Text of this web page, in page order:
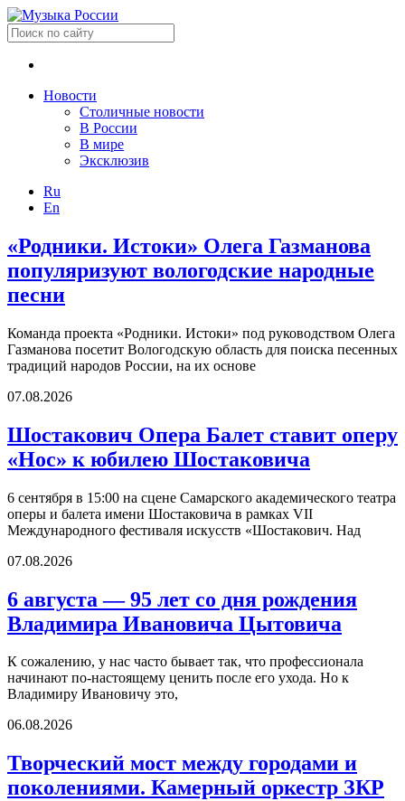
Новости
Столичные новости
В России
В мире
Эксклюзив
Ru
En
«Родники. Истоки» Олега Газманова
популяризуют вологодские народные
песни
Команда проекта «Родники. Истоки» под руководством Олега
Газманова посетит Вологодскую область для поиска песенных
традиций народов России, на их основе
07.08.2026
Шостакович Опера Балет ставит оперу
«Нос» к юбилею Шостаковича
6 сентября в 15:00 на сцене Самарского академического театра
оперы и балета имени Шостаковича в рамках VII
Международного фестиваля искусств «Шостакович. Над
07.08.2026
6 августа — 95 лет со дня рождения
Владимира Ивановича Цытовича
К сожалению, у нас часто бывает так, что профессионала
начинают по-настоящему ценить после его ухода. Но к
Владимиру Ивановичу это,
06.08.2026
Творческий мост между городами и
поколениями. Камерный оркестр ЗКР